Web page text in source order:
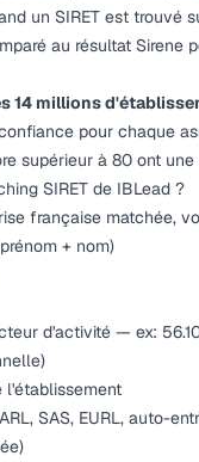
un SIRET est trouvé
au résultat Sirene
14 millions
pour chaque
supérieur à 80 ont une
SIRET de IBLead ?
française matchée,
+ nom)
d'activité — ex:
l'établissement
SAS, EURL, auto-